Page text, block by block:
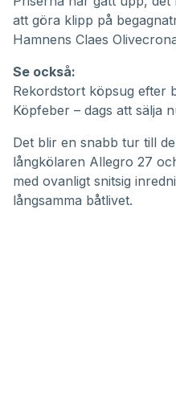
minutes,
att göra klipp på
Hamnens Claes
Se också:
Rekordstort köpsug efter
Köpfeber – dags att sälja
Det blir en snabb tur till
långkölaren Allegro 27
med ovanligt snitsig
långsamma båtlivet.